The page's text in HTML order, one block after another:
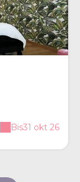
Bis31 okt 26